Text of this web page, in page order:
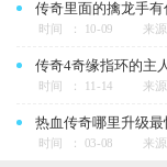
传奇里面的擒龙手有
时间 ： 10-09 来
传奇4奇缘指环的主
时间 ： 11-14 来
热血传奇哪里升级最
时间 ： 03-08 来